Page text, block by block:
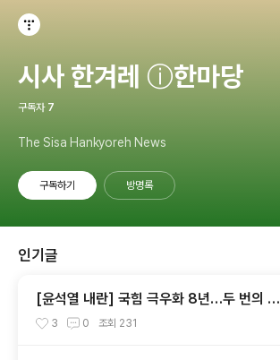
시사 한겨레 ⓘ한마당
구독자 7
The Sisa Hankyoreh News
구독하기 방명록
인기글
[윤석열 내란] 국힘 극우화 8년…두 번의 총
선 참패와 윤석열이 ‘폭주 기폭제’
3 0 조회 231